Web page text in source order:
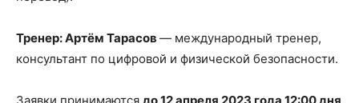
Тренер: Артём Тарасов — международный тренер,
консультант по цифровой и физической безопасности.